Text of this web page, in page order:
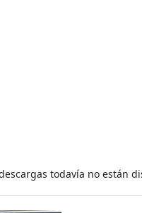
todavía no están